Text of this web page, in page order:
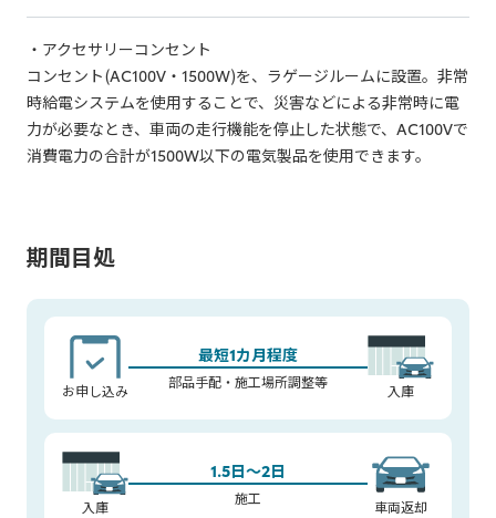
・アクセサリーコンセント
コンセント(AC100V・1500W)を、ラゲージルームに設置。非常
時給電システムを使用することで、災害などによる非常時に電
力が必要なとき、車両の走行機能を停止した状態で、AC100Vで
消費電力の合計が1500W以下の電気製品を使用できます。
期間目処
お申し込み
最短1カ月程度
部品手配・施工場所調整等 入庫
入庫
1.5日～2日
施工 車両返却